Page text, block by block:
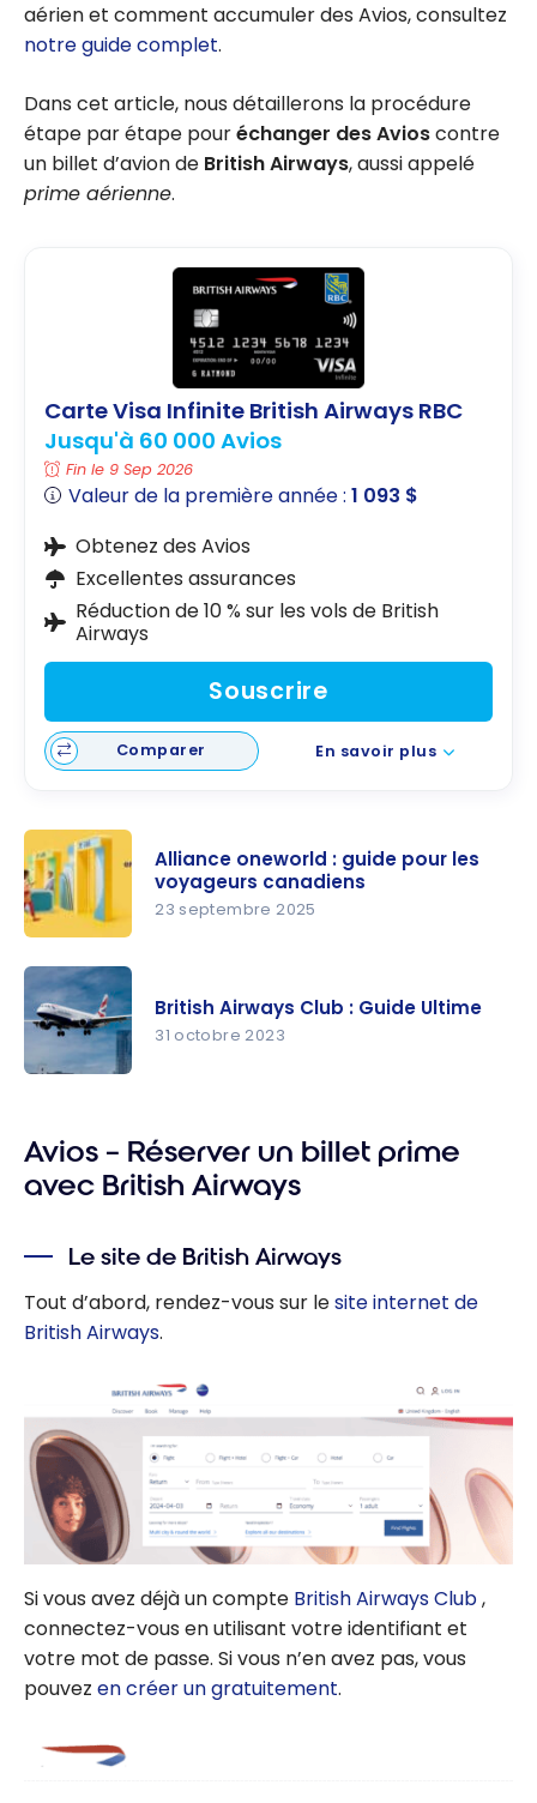
aérien et comment accumuler des Avios, consultez
notre guide complet.
Dans cet article, nous détaillerons la procédure
étape par étape pouréchanger des Avioscontre
un billet d’avion de British Airways, aussi appelé
prime aérienne.
Carte Visa Infinite British Airways RBC
Jusqu'à 60 000 Avios
Fin le 9 Sep 2026
Valeur de la première année :1 093 $
Obtenez des Avios
Excellentes assurances
Réduction de 10 % sur les vols de British
Airways
Souscrire
Comparer En savoir plus
oneworld :
guide pour
voyageurs
Alliance oneworld : guide pour les
voyageurs canadiens
23 septembre 2025
Club :
Guide
British Airways Club : Guide Ultime
31 octobre 2023
Avios – Réserver un billet prime
avec British Airways
Le site de British Airways
Tout d’abord, rendez-vous sur lesite internet de
British Airways.
Si vous avez déjà un compte British Airways Club,
connectez-vous en utilisant votre identifiant et
votre mot de passe. Si vous n’en avez pas, vous
pouvez en créer un gratuitement.